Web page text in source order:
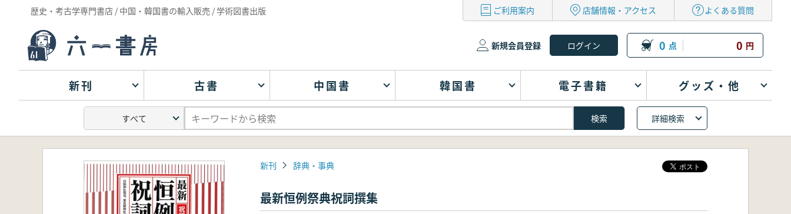
歴史・考古学専門書店 / 中国・韓国書の輸入販売 / 学術図書出版 ご利用案内 店舗情報・アクセス よくある質問
新規会員登録 0 点 0 円
新刊 古書 中国書 韓国書 電子書籍 グッズ・他
詳細検索
新刊 辞典・事典
最新恒例祭典祝詞撰集